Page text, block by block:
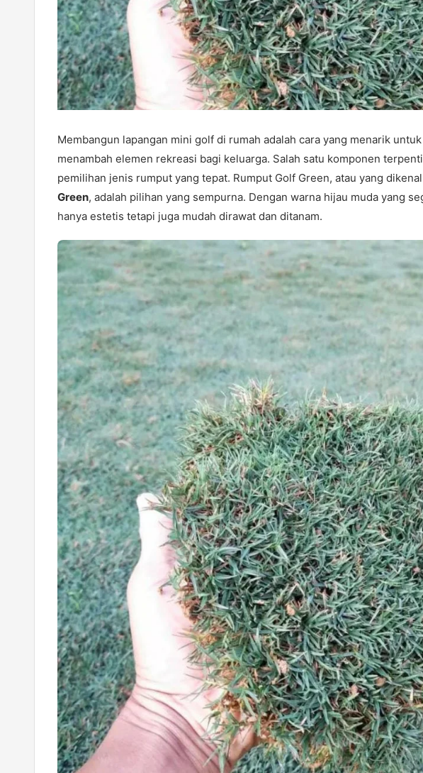
Membangun lapangan mini golf di rumah adalah cara yang menarik
menambah elemen rekreasi bagi keluarga. Salah satu komponen
pemilihan jenis rumput yang tepat. Rumput Golf Green, atau yang
Green, adalah pilihan yang sempurna. Dengan warna hijau muda yang
hanya estetis tetapi juga mudah dirawat dan ditanam.